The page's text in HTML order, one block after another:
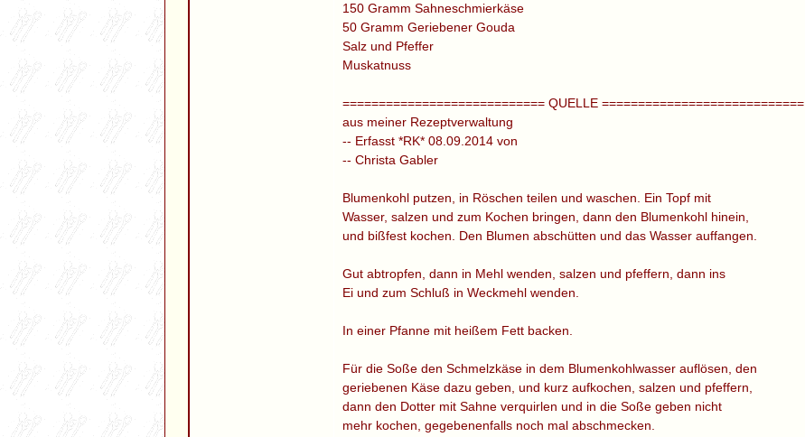
150 Gramm Sahneschmierkäse
50 Gramm Geriebener Gouda
Salz und Pfeffer
Muskatnuss
============================ QUELLE ============================
aus meiner Rezeptverwaltung
-- Erfasst *RK* 08.09.2014 von
-- Christa Gabler
Blumenkohl putzen, in Röschen teilen und waschen. Ein Topf mit
Wasser, salzen und zum Kochen bringen, dann den Blumenkohl hinein,
und bißfest kochen. Den Blumen abschütten und das Wasser auffangen.
Gut abtropfen, dann in Mehl wenden, salzen und pfeffern, dann ins
Ei und zum Schluß in Weckmehl wenden.
In einer Pfanne mit heißem Fett backen.
Für die Soße den Schmelzkäse in dem Blumenkohlwasser auflösen, den
geriebenen Käse dazu geben, und kurz aufkochen, salzen und pfeffern,
dann den Dotter mit Sahne verquirlen und in die Soße geben nicht
mehr kochen, gegebenenfalls noch mal abschmecken.